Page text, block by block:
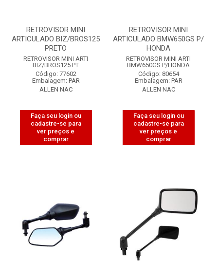
RETROVISOR MINI
ARTICULADO BIZ/BROS125
PRETO
RETROVISOR MINI ARTI
BIZ/BROS125 PT
Código: 77602
Embalagem: PAR
ALLEN NAC
Faça seu login ou
cadastre-se para
ver preços e
comprar
RETROVISOR MINI
ARTICULADO BMW650GS P/
HONDA
RETROVISOR MINI ARTI
BMW650GS P/HONDA
Código: 80654
Embalagem: PAR
ALLEN NAC
Faça seu login ou
cadastre-se para
ver preços e
comprar